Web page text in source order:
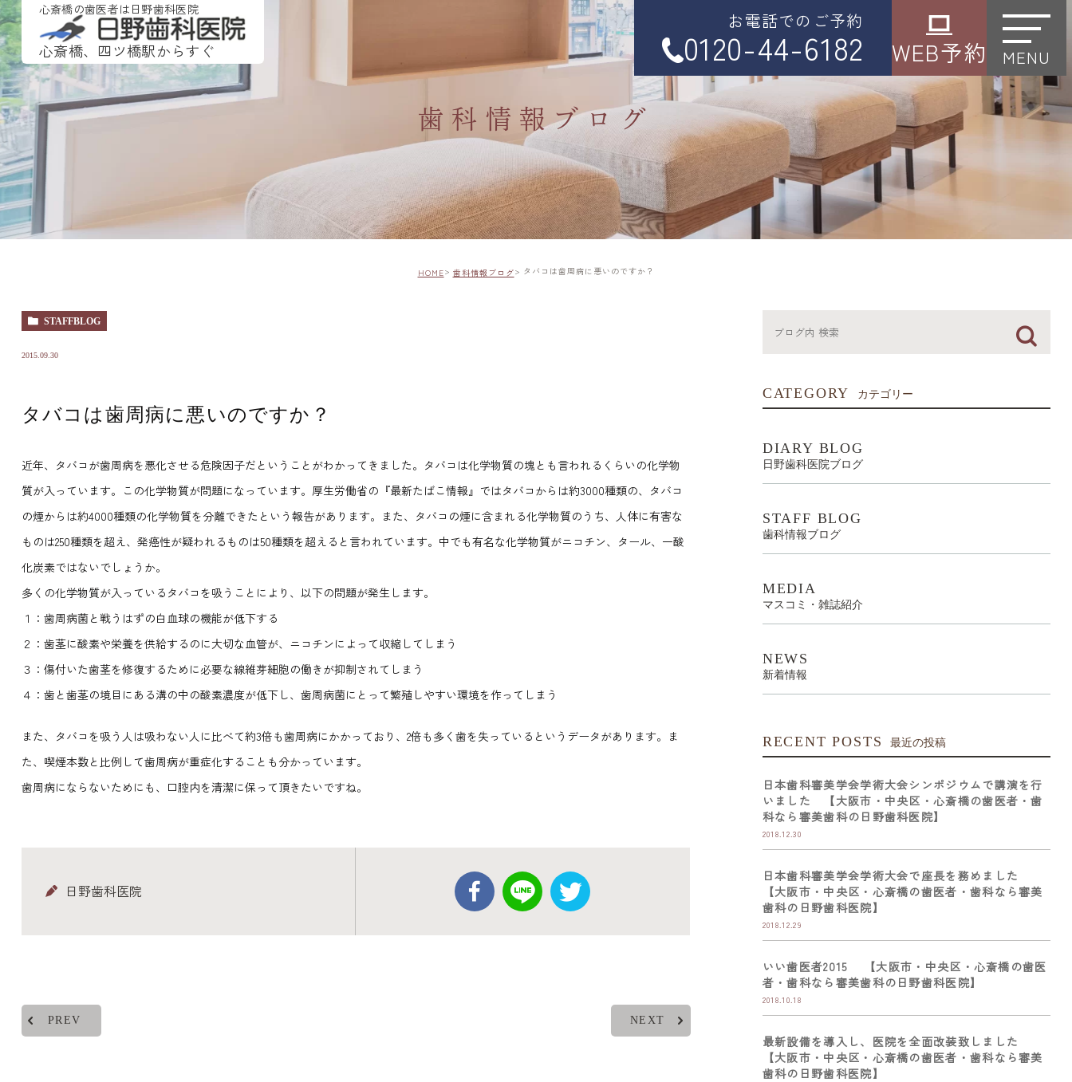
心斎橋の歯医者は日野歯科医院
心斎橋、四ツ橋駅からすぐ
お電話でのご予約
0120-44-6182 WEB予約 MENU
歯科情報ブログ
HOME 歯科情報ブログ タバコは歯周病に悪いのですか？
STAFFBLOG
2015.09.30
タバコは歯周病に悪いのですか？
近年、タバコが歯周病を悪化させる危険因子だということがわかってきました。タバコは化学物質の塊とも言われるくらいの化学物
質が入っています。この化学物質が問題になっています。厚生労働省の『最新たばこ情報』ではタバコからは約3000種類の、タバコ
の煙からは約4000種類の化学物質を分離できたという報告があります。また、タバコの煙に含まれる化学物質のうち、人体に有害な
ものは250種類を超え、発癌性が疑われるものは50種類を超えると言われています。中でも有名な化学物質がニコチン、タール、一酸
化炭素ではないでしょうか。
多くの化学物質が入っているタバコを吸うことにより、以下の問題が発生します。
１：歯周病菌と戦うはずの白血球の機能が低下する
２：歯茎に酸素や栄養を供給するのに大切な血管が、ニコチンによって収縮してしまう
３：傷付いた歯茎を修復するために必要な線維芽細胞の働きが抑制されてしまう
４：歯と歯茎の境目にある溝の中の酸素濃度が低下し、歯周病菌にとって繁殖しやすい環境を作ってしまう
また、タバコを吸う人は吸わない人に比べて約3倍も歯周病にかかっており、2倍も多く歯を失っているというデータがあります。ま
た、喫煙本数と比例して歯周病が重症化することも分かっています。
歯周病にならないためにも、口腔内を清潔に保って頂きたいですね。
日野歯科医院
PREV NEXT
CATEGORY カテゴリー
DIARY BLOG
日野歯科医院ブログ
STAFF BLOG
歯科情報ブログ
MEDIA
マスコミ・雑誌紹介
NEWS
新着情報
RECENT POSTS 最近の投稿
日本歯科審美学会学術大会シンポジウムで講演を行
いました 【大阪市・中央区・心斎橋の歯医者・歯
科なら審美歯科の日野歯科医院】
2018.12.30
日本歯科審美学会学術大会で座長を務めました
【大阪市・中央区・心斎橋の歯医者・歯科なら審美
歯科の日野歯科医院】
2018.12.29
いい歯医者2015 【大阪市・中央区・心斎橋の歯医
者・歯科なら審美歯科の日野歯科医院】
2018.10.18
最新設備を導入し、医院を全面改装致しました
【大阪市・中央区・心斎橋の歯医者・歯科なら審美
歯科の日野歯科医院】